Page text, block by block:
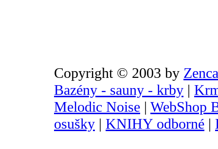
Copyright © 2003 by
Bazény - sauny - krby |
Melodic Noise | WebShop
osušky | KNIHY odborné |